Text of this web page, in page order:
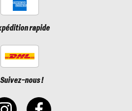
rapide
Suivez-nous !